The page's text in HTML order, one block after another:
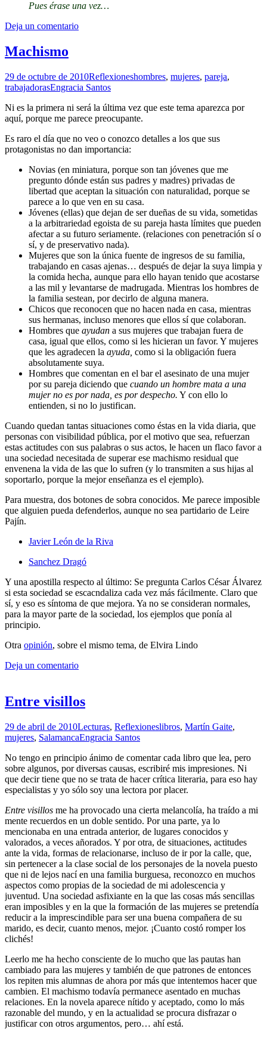
Pues érase una vez…
Deja un comentario
Machismo
29 de octubre de 2010Reflexioneshombres, mujeres, pareja,
trabajadorasEngracia Santos
Ni es la primera ni será la última vez que este tema aparezca por
aquí, porque me parece preocupante.
Es raro el día que no veo o conozco detalles a los que sus
protagonistas no dan importancia:
Novias (en miniatura, porque son tan jóvenes que me
pregunto dónde están sus padres y madres) privadas de
libertad que aceptan la situación con naturalidad, porque se
parece a lo que ven en su casa.
Jóvenes (ellas) que dejan de ser dueñas de su vida, sometidas
a la arbitrariedad egoista de su pareja hasta límites que pueden
afectar a su futuro seriamente. (relaciones con penetración sí o
sí, y de preservativo nada).
Mujeres que son la única fuente de ingresos de su familia,
trabajando en casas ajenas… después de dejar la suya limpia y
la comida hecha, aunque para ello hayan tenido que acostarse
a las mil y levantarse de madrugada. Mientras los hombres de
la familia sestean, por decirlo de alguna manera.
Chicos que reconocen que no hacen nada en casa, mientras
sus hermanas, incluso menores que ellos sí que colaboran.
Hombres que ayudan a sus mujeres que trabajan fuera de
casa, igual que ellos, como si les hicieran un favor. Y mujeres
que les agradecen la ayuda, como si la obligación fuera
absolutamente suya.
Hombres que comentan en el bar el asesinato de una mujer
por su pareja diciendo que cuando un hombre mata a una
mujer no es por nada, es por despecho. Y con ello lo
entienden, si no lo justifican.
Cuando quedan tantas situaciones como éstas en la vida diaria, que
personas con visibilidad pública, por el motivo que sea, refuerzan
estas actitudes con sus palabras o sus actos, le hacen un flaco favor a
una sociedad necesitada de superar ese machismo residual que
envenena la vida de las que lo sufren (y lo transmiten a sus hijas al
soportarlo, porque la mejor enseñanza es el ejemplo).
Para muestra, dos botones de sobra conocidos. Me parece imposible
que alguien pueda defenderlos, aunque no sea partidario de Leire
Pajín.
Javier León de la Riva
Sanchez Dragó
Y una apostilla respecto al último: Se pregunta Carlos César Álvarez
si esta sociedad se escacndaliza cada vez más fácilmente. Claro que
sí, y eso es síntoma de que mejora. Ya no se consideran normales,
para la mayor parte de la sociedad, los ejemplos que ponía al
principio.
Otra opinión, sobre el mismo tema, de Elvira Lindo
Deja un comentario
Entre visillos
29 de abril de 2010Lecturas, Reflexioneslibros, Martín Gaite,
mujeres, SalamancaEngracia Santos
No tengo en principio ánimo de comentar cada libro que lea, pero
sobre algunos, por diversas causas, escribiré mis impresiones. Ni
que decir tiene que no se trata de hacer crítica literaria, para eso hay
especialistas y yo sólo soy una lectora por placer.
Entre visillos me ha provocado una cierta melancolía, ha traído a mi
mente recuerdos en un doble sentido. Por una parte, ya lo
mencionaba en una entrada anterior, de lugares conocidos y
valorados, a veces añorados. Y por otra, de situaciones, actitudes
ante la vida, formas de relacionarse, incluso de ir por la calle, que,
sin pertenecer a la clase social de los personajes de la novela puesto
que ni de lejos nací en una familia burguesa, reconozco en muchos
aspectos como propias de la sociedad de mi adolescencia y
juventud. Una sociedad asfixiante en la que las cosas más sencillas
eran imposibles y en la que la formación de las mujeres se pretendía
reducir a la imprescindible para ser una buena compañera de su
marido, es decir, cuanto menos, mejor. ¡Cuanto costó romper los
clichés!
Leerlo me ha hecho consciente de lo mucho que las pautas han
cambiado para las mujeres y también de que patrones de entonces
los repiten mis alumnas de ahora por más que intentemos hacer que
cambien. El machismo todavía permanece asentado en muchas
relaciones. En la novela aparece nítido y aceptado, como lo más
razonable del mundo, y en la actualidad se procura disfrazar o
justificar con otros argumentos, pero… ahí está.